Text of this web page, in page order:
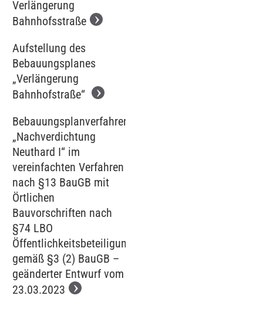
Verlängerung
Bahnhofsstraße
Aufstellung des
Bebauungsplanes
„Verlängerung
Bahnhofstraße“
Bebauungsplanverfahren
„Nachverdichtung
Neuthard I“ im
vereinfachten Verfahren
nach §13 BauGB mit
Örtlichen
Bauvorschriften nach
§74 LBO
Öffentlichkeitsbeteiligung
gemäß §3 (2) BauGB –
geänderter Entwurf vom
23.03.2023